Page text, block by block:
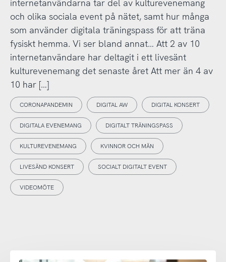
internetanvändarna tar del av kulturevenemang
och olika sociala event på nätet, samt hur många
som använder digitala träningspass för att träna
fysiskt hemma. Vi ser bland annat… Att 2 av 10
internetanvändare har deltagit i ett livesänt
kulturevenemang det senaste året Att mer än 4 av
10 har […]
CORONAPANDEMIN DIGITAL AW DIGITAL KONSERT
DIGITALA EVENEMANG DIGITALT TRÄNINGSPASS
KULTUREVENEMANG KVINNOR OCH MÄN
LIVESÄND KONSERT SOCIALT DIGITALT EVENT
VIDEOMÖTE